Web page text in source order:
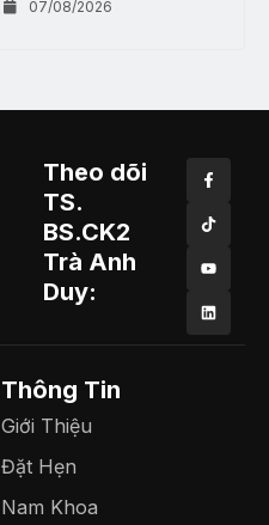
07/08/2026
Theo dõi
TS.
BS.CK2
Trà Anh
Duy:
Thông Tin
Giới Thiệu
Đặt Hẹn
Nam Khoa